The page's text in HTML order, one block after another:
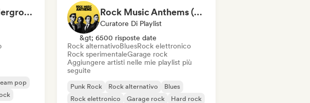
Global Rock Underground
pop
Rock Music Anthems (MonkeyPlaylists)
Curatore Di Playlist
&gt; 6500 risposte date
Rock alternativoBluesRock elettronico
Rock sperimentaleGarage rock
Aggiungere artisti nelle mie playlist più
seguite
Punk Rock Rock alternativo
Blues
Rock elettronico
Garage rock
Hard rock